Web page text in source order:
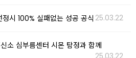
시 100% 실패없는 성공 공식 25.03.22
소 심부름센터 시몬 탐정과 함께
25.03.22